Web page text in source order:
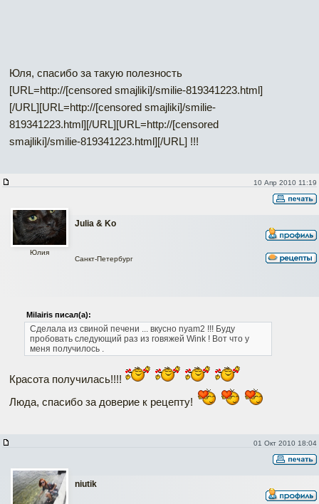
Юля, спасибо за такую полезность
[URL=http://[censored smajliki]/smilie-819341223.html]
[/URL][URL=http://[censored smajliki]/smilie-
819341223.html][/URL][URL=http://[censored
smajliki]/smilie-819341223.html][/URL] !!!
10 Апр 2010 11:19
Julia & Ko
Юлия
Санкт-Петербург
Milairis писал(а):
Сделала из свиной печени ... вкусно nyam2 !!! Буду
пробовать следующий раз из говяжей Wink ! Вот что у
меня получилось .
Красота получилась!!!!
Люда, спасибо за доверие к рецепту!
01 Окт 2010 18:04
niutik